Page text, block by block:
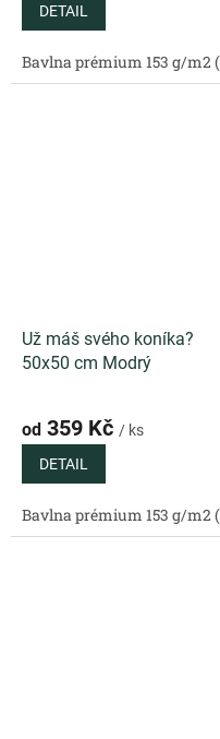
DETAIL
Bavlna prémium 153 g/m2
Už máš svého koníka?
50x50 cm Modrý
od 359 Kč / ks
DETAIL
Bavlna prémium 153 g/m2